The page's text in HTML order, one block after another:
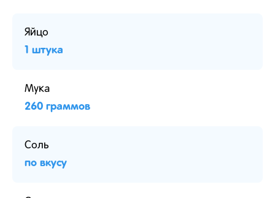
Яйцо
1 штука
Мука
260 граммов
Соль
по вкусу